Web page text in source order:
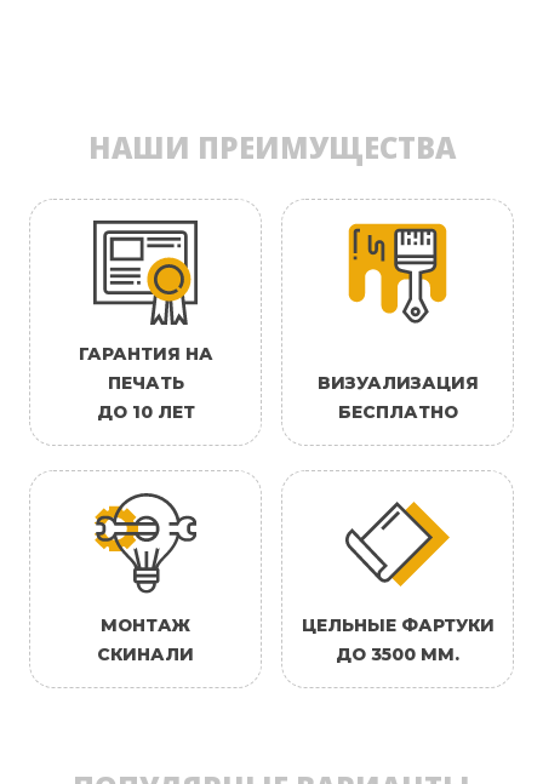
НАШИ ПРЕИМУЩЕСТВА
ГАРАНТИЯ НА
ПЕЧАТЬ
ДО 10 ЛЕТ
ВИЗУАЛИЗАЦИЯ
БЕСПЛАТНО
МОНТАЖ
СКИНАЛИ
ЦЕЛЬНЫЕ ФАРТУКИ
ДО 3500 ММ.